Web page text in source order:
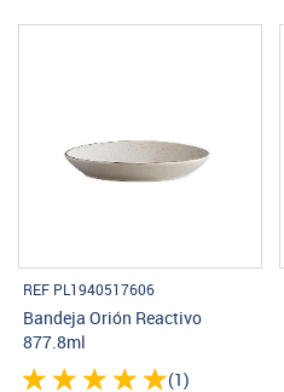
REF PL1940517606
Bandeja Orión Reactivo
877.8ml
(1)